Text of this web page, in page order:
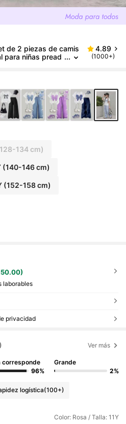
de 2 piezas de camis
para niñas pread
4.89
(1000+)
134 cm)
(140-146 cm)
(152-158 cm)
laborables
privacidad
Ver más
corresponde
96%
Grande
2%
logística(100+)
Color: Rosa / Talla: 11Y